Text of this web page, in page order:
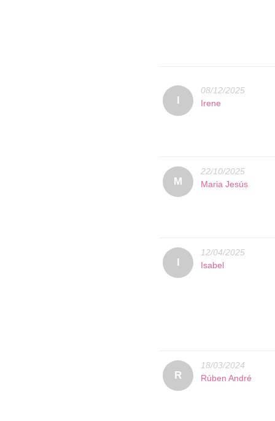
08/12/2025
Irene
M
22/10/2025
Maria Jesús
12/04/2025
Isabel
R
18/03/2024
Rúben André